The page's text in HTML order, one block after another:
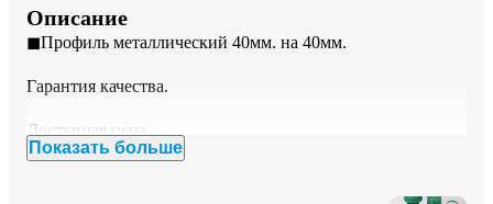
Описание
◼Профиль металлический 40мм. на 40мм.
Гарантия качества.
Доступная цена.
Показать больше